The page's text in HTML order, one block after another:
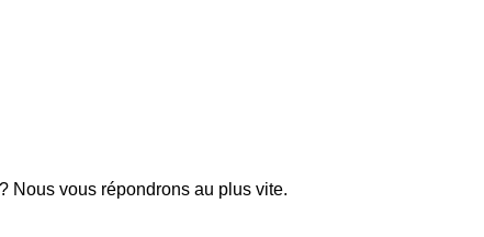
Nous vous répondrons au plus vite.